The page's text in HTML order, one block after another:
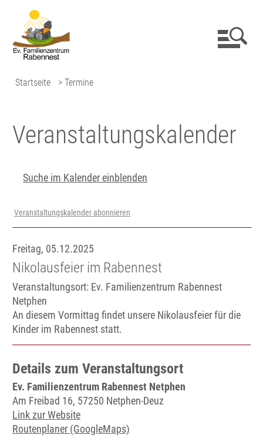
Startseite > Termine
Veranstaltungs­kalender
Suche im Kalender einblenden
Veranstaltungskalender abonnieren
Freitag, 05.12.2025
Nikolausfeier im Rabennest
Veranstaltungsort: Ev. Familienzentrum Rabennest
Netphen
An diesem Vormittag findet unsere Nikolausfeier für die
Kinder im Rabennest statt.
Details zum Veranstaltungsort
Ev. Familienzentrum Rabennest Netphen
Am Freibad 16, 57250 Netphen-Deuz
Link zur Website
Routenplaner (GoogleMaps)